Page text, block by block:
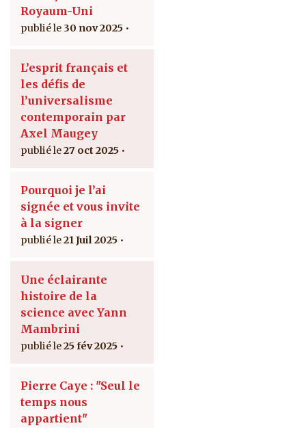
Royaum-Uni
30 nov 2025
L’esprit français et
les défis de
l’universalisme
contemporain par
Axel Maugey
27 oct 2025
Pourquoi je l’ai
signée et vous invite
à la signer
21 Juil 2025
Une éclairante
histoire de la
science avec Yann
Mambrini
25 fév 2025
Pierre Caye : "Seul le
temps nous
appartient"